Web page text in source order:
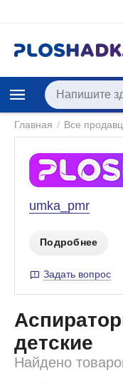
Главная / Все
детские
Найдено
umka_pmr
Подробнее
Задать вопрос